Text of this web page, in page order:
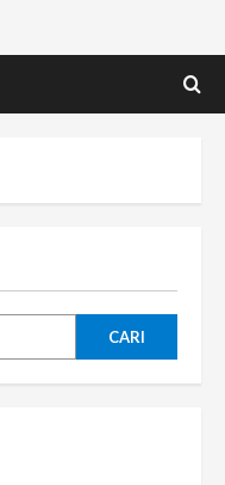
CARI